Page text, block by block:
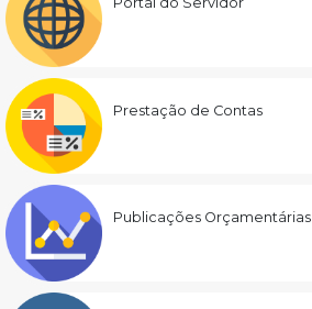
Prestação de Contas
Publicações Orçamentárias